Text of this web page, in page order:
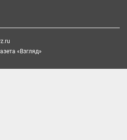
«Взгляд»